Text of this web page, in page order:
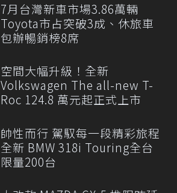
7月台灣新車市場3.86萬輛
Toyota市占突破3成、休旅車
包辦暢銷榜8席
空間大幅升級！全新
Volkswagen The all-new T-
Roc 124.8 萬元起正式上市
帥性而行 駕馭每一段精彩旅程
全新 BMW 318i Touring全台
限量200台